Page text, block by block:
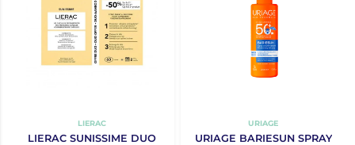
LIERAC
LIERAC SUNISSIME DUO
URIAGE
URIAGE BARIESUN SPRAY